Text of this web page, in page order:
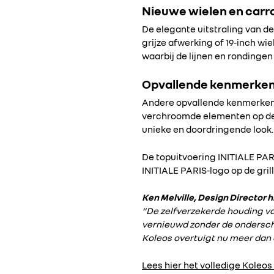
Nieuwe wielen en
De elegante uitstraling van
grijze afwerking of 19-inch
waarbij de lijnen en
Opvallende
Andere opvallende
verchroomde elementen op
unieke en doordringende look.
De topuitvoering INITIALE
INITIALE PARIS-logo op de
Ken Melville, Design Director
“De zelfverzekerde houding
vernieuwd zonder de
Koleos overtuigt nu meer
Lees hier het volledige